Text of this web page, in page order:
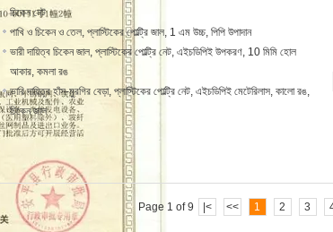
চিকেন নেট
পাখি ও চিকেন ও তেল, প্লাস্টিকের পোল্ট্রি জাল, 1 এম উচ্চ, পিপি উপাদান
ভারী দায়িত্ব চিকেন জাল, প্লাস্টিকের পোল্ট্রি নেট, এইচডিপিই উপকরণ, 10 মিমি হোল
আকার, কমলা রঙ
ভারি দায়িত্ব হাঁস-মুরগির বেড়া, প্লাস্টিকের পোল্ট্রি নেট, এইচডিপিই মেটেরিলাস, কালো রঙ,
চিকেন জাল
Page 1 of 9 |< << 1 2 3